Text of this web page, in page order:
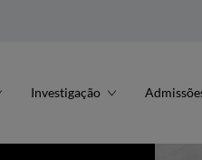
Investigação